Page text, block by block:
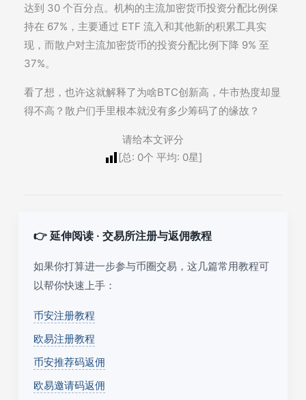
达到 30 个百分点。机构的主流加密货币投资分配比例保
持在 67%，主要通过 ETF 流入和其他新的积累工具实
现，而散户对主流加密货币的投资分配比例下降 9% 至
37%。
看了想，也许这就解释了为啥BTC创新高，牛市热度却显
得不高？散户们手里根本就没有多少筹码了的缘故？
请给本文评分
[总: 0个 平均: 0星]
👉 延伸阅读 · 交易所注册与返佣教程
如果你打算进一步参与币圈交易，这几篇常用教程可
以帮你快速上手：
币安注册教程
欧易注册教程
币安推荐码返佣
欧易邀请码返佣